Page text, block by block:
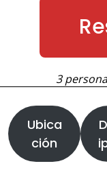
3
Ubica
ción